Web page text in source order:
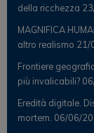
della ricchezza
MAGNIFICA
altro realismo 21/
Frontiere
più invalicabili?
Eredità digitale.
mortem. 06/06/